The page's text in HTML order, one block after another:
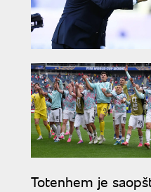
Totenhem je